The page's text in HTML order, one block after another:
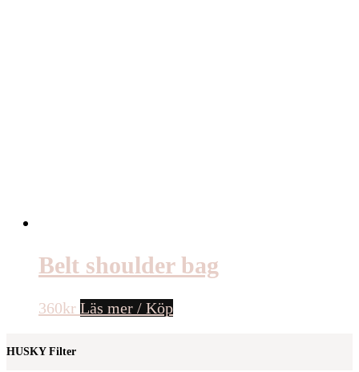
Belt shoulder bag
360kr Läs mer / Köp
HUSKY Filter